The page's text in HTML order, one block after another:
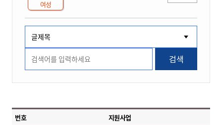
여성
검색
번호 지원사업